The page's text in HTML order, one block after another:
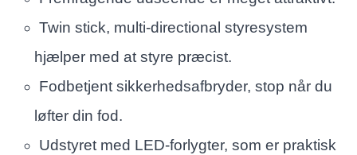
Twin stick, multi-directional styresystem
hjælper med at styre præcist.
Fodbetjent sikkerhedsafbryder, stop når du
løfter din fod.
Udstyret med LED-forlygter, som er praktisk